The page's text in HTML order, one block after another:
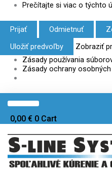
Prečítajte si viac o týchto
Prijať Odmietnuť
Uložiť predvoľby
Zobraziť
Zásady používania
Zásady ochrany
0,00 € 0 Cart
Koncový
záslep
boxu
HEATPEX
ARIA
Koncový
záslep
boxu
HEATPEX
ARIA